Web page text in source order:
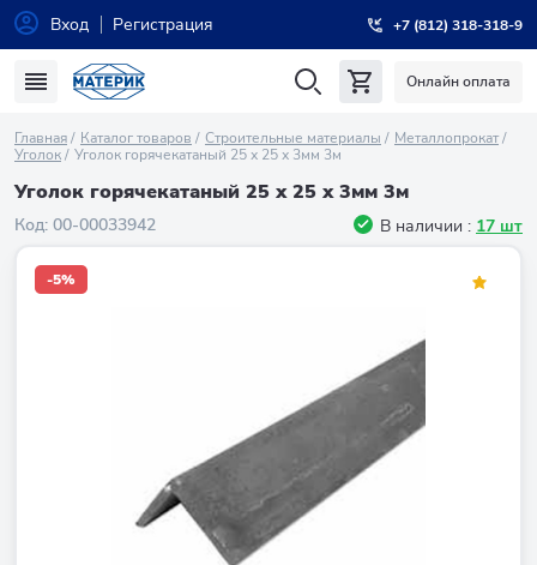
Вход Регистрация +7 (812) 318-318-9
Онлайн оплата
Главная Каталог товаров Строительные материалы
Металлопрокат
Уголок
Уголок горячекатаный 25 х 25 х 3мм 3м
Уголок горячекатаный 25 х 25 х 3мм 3м
Код: 00-00033942 В наличии : 17 шт
-5%